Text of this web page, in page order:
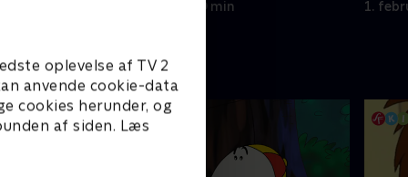
oplevelse af TV 2
anvende cookie-data
cookies herunder, og
af siden. Læs
1. februar 2025 • 10 min 1.